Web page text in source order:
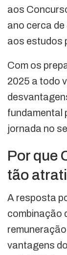
aos
ano cerca
aos estudos
Com os
2025 a todo
fundamental
jornada no
Por que
tão
A resposta
combinação
vantagens